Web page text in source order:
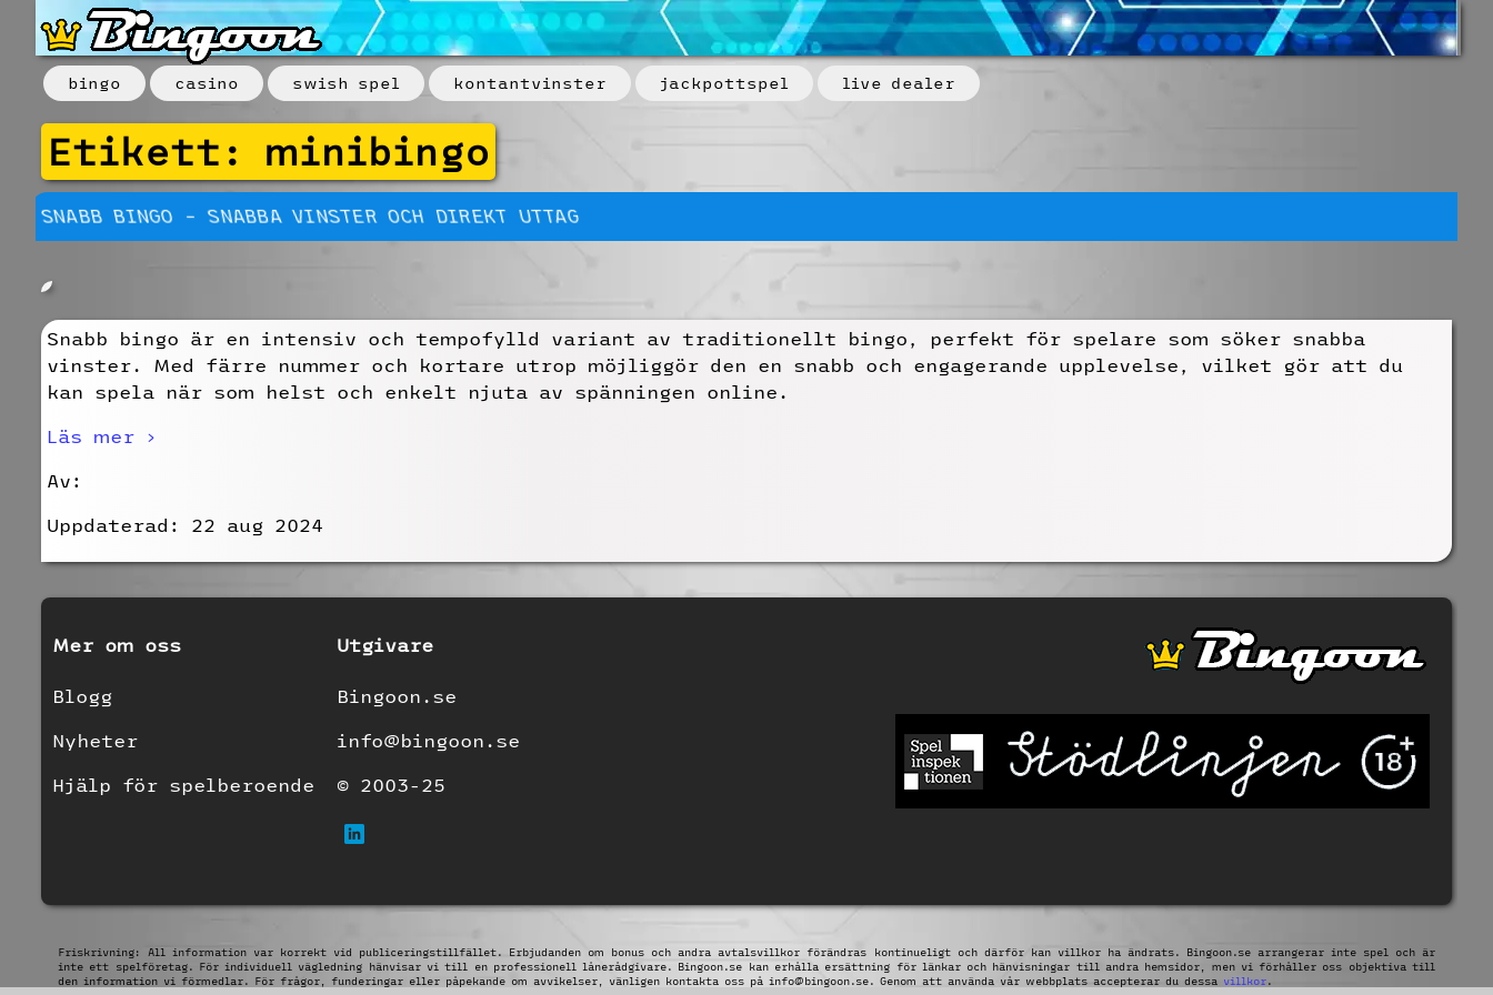
bingo casino swish spel kontantvinster jackpottspel live dealer
Etikett: minibingo
SNABB BINGO – SNABBA VINSTER OCH DIREKT UTTAG
Snabb bingo är en intensiv och tempofylld variant av traditionellt bingo, perfekt för spelare som söker snabba
vinster. Med färre nummer och kortare utrop möjliggör den en snabb och engagerande upplevelse, vilket gör att du
kan spela när som helst och enkelt njuta av spänningen online.
Läs mer ›
Av:
Uppdaterad: 22 aug 2024
Mer om oss
Blogg
Nyheter
Hjälp för spelberoende
Utgivare
Bingoon.se
info@bingoon.se
© 2003-25
Friskrivning: All information var korrekt vid publiceringstillfället. Erbjudanden om bonus och andra avtalsvillkor förändras kontinueligt och därför kan villkor ha ändrats. Bingoon.se arrangerar inte spel och är
inte ett spelföretag. För individuell vägledning hänvisar vi till en professionell lånerådgivare. Bingoon.se kan erhålla ersättning för länkar och hänvisningar till andra hemsidor, men vi förhåller oss objektiva till
den information vi förmedlar. För frågor, funderingar eller påpekande om avvikelser, vänligen kontakta oss på info@bingoon.se. Genom att använda vår webbplats accepterar du dessa villkor.